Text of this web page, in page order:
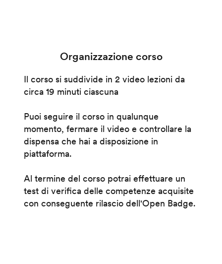
Organizzazione corso
Il corso si suddivide in 2 video lezioni da
circa 19 minuti ciascuna
Puoi seguire il corso in qualunque
momento, fermare il video e controllare la
dispensa che hai a disposizione in
piattaforma.
Al termine del corso potrai effettuare un
test di verifica delle competenze acquisite
con conseguente rilascio dell'Open Badge.